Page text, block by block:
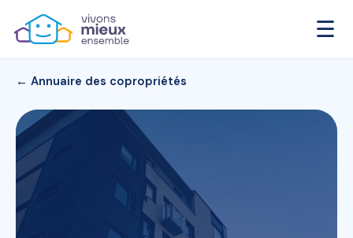
☰
← Annuaire des copropriétés